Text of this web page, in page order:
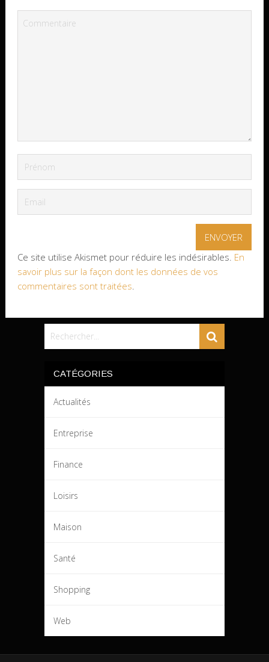
Ce site utilise Akismet pour réduire les indésirables. En
savoir plus sur la façon dont les données de vos
commentaires sont traitées.
CATÉGORIES
Actualités
Entreprise
Finance
Loisirs
Maison
Santé
Shopping
Web